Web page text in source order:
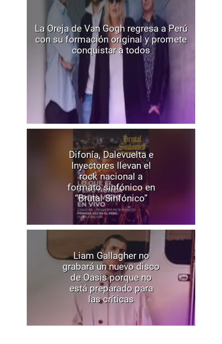
La Oreja de Van Gogh regresa a Perú
con su formación original y promete
conquistar a todos
Difonía, Dalevuelta e
Inyectores llevan el
rock nacional a
formato sinfónico en
“Brutal Sinfónico”
Liam Gallagher no
grabará un nuevo disco
de Oasis porque no
está preparado para
las críticas